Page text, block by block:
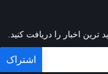
اخبار را دریافت کنید.